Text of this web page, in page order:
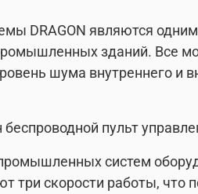
DRAGON являются
зданий. Все
шума внутреннего и
пульт
систем
три скорости работы, что